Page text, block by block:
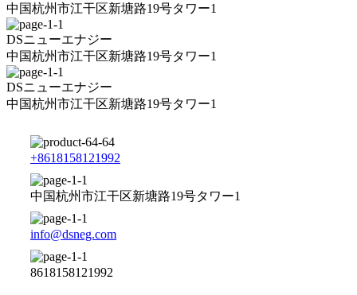
中国杭州市江干区新塘路19号タワー1
DSニューエナジー
中国杭州市江干区新塘路19号タワー1
DSニューエナジー
中国杭州市江干区新塘路19号タワー1
+8618158121992
中国杭州市江干区新塘路19号タワー1
info@dsneg.com
8618158121992